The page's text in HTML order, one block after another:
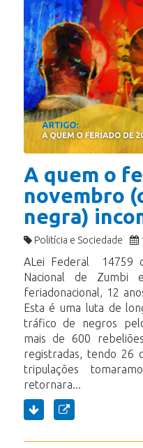
A quem o
novembro
negra)
Politícia e Sociedade
ALei Federal 14759
Nacional de Zumbi
feriadonacional, 12
Esta é uma luta de
tráfico de negros
mais de 600
registradas, tendo 26
tripulações
retornara...